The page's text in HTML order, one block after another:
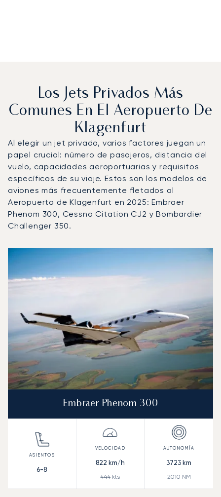
Los Jets Privados Más
Comunes En El Aeropuerto De
Klagenfurt
Al elegir un jet privado, varios factores juegan un
papel crucial: número de pasajeros, distancia del
vuelo, capacidades aeroportuarias y requisitos
específicos de su viaje. Estos son los modelos de
aviones más frecuentemente fletados al
Aeropuerto de Klagenfurt en 2025: Embraer
Phenom 300, Cessna Citation CJ2 y Bombardier
Challenger 350.
Foto de la aeronaveModelo de aeronave
Asientos
Velocidad (km/h)
Velocidad (nudos)
Autonomía (NM)
Embraer Phenom 300
6-8
822 km/h
444 kts
3723 km
2010 NM